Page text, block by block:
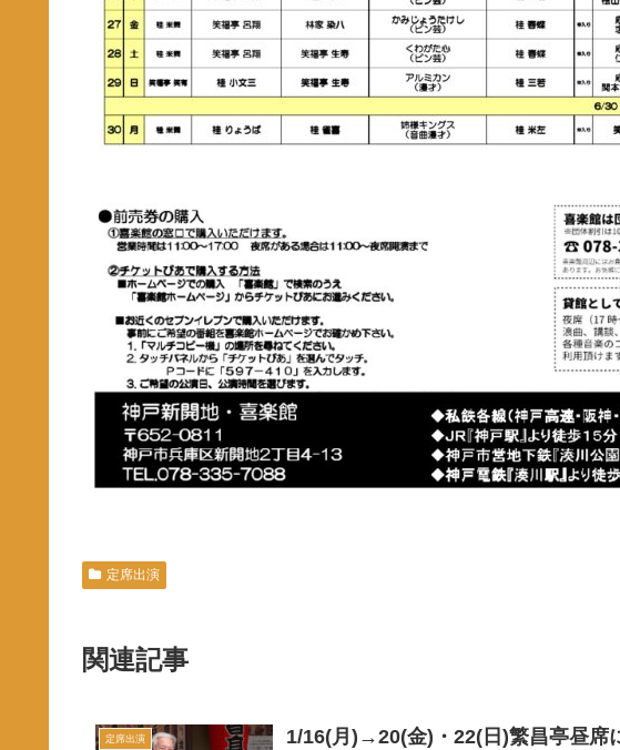
定席出演
関連記事
定席出演 1/16(月)→20(金)・22(日)繁昌亭昼席